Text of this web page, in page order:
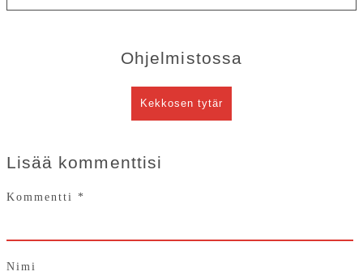
AIKATAULUT
PALVELUT
TEATTERI
KESÄTEATTERI
Tietosuojalausunto
Ohjelmistossa
Kekkosen tytär
Lisää kommenttisi
Kommentti *
Nimi